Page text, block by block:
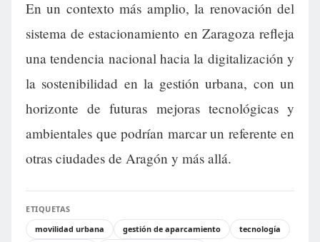
En un contexto más amplio, la renovación del
sistema de estacionamiento en Zaragoza refleja
una tendencia nacional hacia la digitalización y
la sostenibilidad en la gestión urbana, con un
horizonte de futuras mejoras tecnológicas y
ambientales que podrían marcar un referente en
otras ciudades de Aragón y más allá.
ETIQUETAS
movilidad urbana
gestión de aparcamiento
tecnología